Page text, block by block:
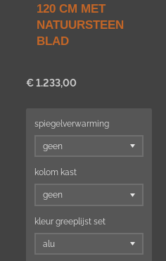
120 CM MET
NATUURSTEEN
BLAD
€ 1.233,00
spiegelverwarming
kolom kast
kleur greeplijst set